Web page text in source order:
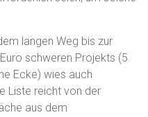
langen Weg bis zur
schweren Projekts (5
Ecke) wies auch
Liste reicht von der
aus dem